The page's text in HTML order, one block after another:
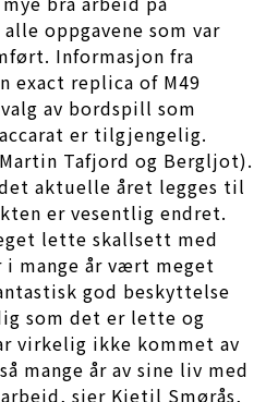
oppgavene som var
Informasjon fra
exact replica of M49
av bordspill som
er tilgjengelig.
Tafjord og Bergljot).
aktuelle året legges til
er vesentlig endret.
lette skallsett med
i mange år vært meget
god beskyttelse
som det er lette og
virkelig ikke kommet av
mange år av sine liv med
sier Kjetil Smørås,